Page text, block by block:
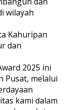
wilayah
Kahuripan
dan
2025 ini
Pusat, melalui
kami dalam